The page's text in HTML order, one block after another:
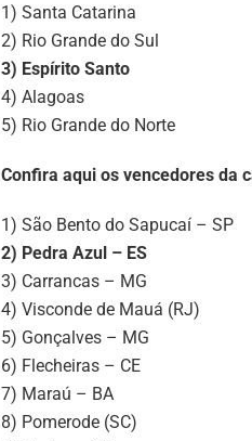
1) Santa Catarina
2) Rio Grande do Sul
3) Espírito Santo
4) Alagoas
5) Rio Grande do Norte
Confira aqui os vencedores da
1) São Bento do Sapucaí – SP
2) Pedra Azul – ES
3) Carrancas – MG
4) Visconde de Mauá (RJ)
5) Gonçalves – MG
6) Flecheiras – CE
7) Maraú – BA
8) Pomerode (SC)